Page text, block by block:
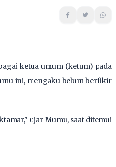
ketua umum (ketum) pada
ini, mengaku belum berfikir
ujar Mumu, saat ditemui